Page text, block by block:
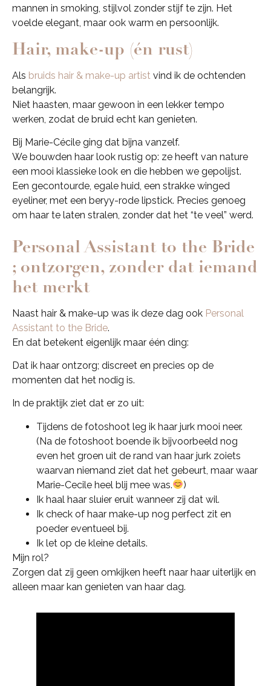
mannen in smoking, stijlvol zonder stijf te zijn. Het
voelde elegant, maar ook warm en persoonlijk.
Hair, make-up (én rust)
Als bruids hair & make-up artist vind ik de ochtenden
belangrijk.
Niet haasten, maar gewoon in een lekker tempo
werken, zodat de bruid echt kan genieten.
Bij Marie-Cécile ging dat bijna vanzelf.
We bouwden haar look rustig op: ze heeft van nature
een mooi klassieke look en die hebben we gepolijst.
Een gecontourde, egale huid, een strakke winged
eyeliner, met een beryy-rode lipstick. Precies genoeg
om haar te laten stralen, zonder dat het “te veel” werd.
Personal Assistant to the Bride
; ontzorgen, zonder dat iemand
het merkt
Naast hair & make-up was ik deze dag ook Personal
Assistant to the Bride.
En dat betekent eigenlijk maar één ding:
Dat ik haar ontzorg; discreet en precies op de
momenten dat het nodig is.
In de praktijk ziet dat er zo uit:
Tijdens de fotoshoot leg ik haar jurk mooi neer.
(Na de fotoshoot boende ik bijvoorbeeld nog
even het groen uit de rand van haar jurk zoiets
waarvan niemand ziet dat het gebeurt, maar waar
Marie-Cecile heel blij mee was.
)
Ik haal haar sluier eruit wanneer zij dat wil.
Ik check of haar make-up nog perfect zit en
poeder eventueel bij.
Ik let op de kleine details.
Mijn rol?
Zorgen dat zij geen omkijken heeft naar haar uiterlijk en
alleen maar kan genieten van haar dag.